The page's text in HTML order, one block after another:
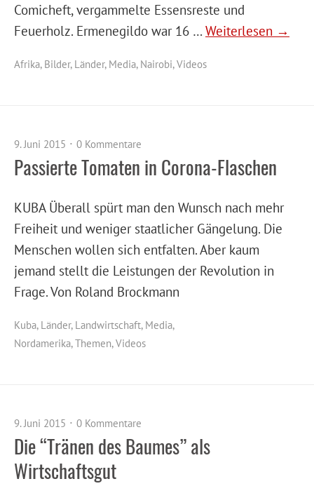
Comicheft, vergammelte Essensreste und
Feuerholz. Ermenegildo war 16 … Weiterlesen →
Afrika, Bilder, Länder, Media, Nairobi,Videos
9. Juni 2015 0 Kommentare
Passierte Tomaten in Corona-Flaschen
KUBA Überall spürt man den Wunsch nach mehr
Freiheit und weniger staatlicher Gängelung. Die
Menschen wollen sich entfalten. Aber kaum
jemand stellt die Leistungen der Revolution in
Frage. Von Roland Brockmann
Kuba, Länder, Landwirtschaft, Media,
Nordamerika,Themen,Videos
9. Juni 2015 0 Kommentare
Die “Tränen des Baumes” als
Wirtschaftsgut